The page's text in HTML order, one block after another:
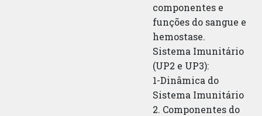
componentes e
funções do sangue e
hemostase.
Sistema Imunitário
(UP2 e UP3):
1-Dinâmica do
Sistema Imunitário
2. Componentes do